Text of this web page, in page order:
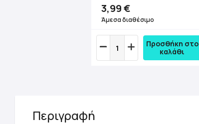
3,99 €
Άμεσα διαθέσιμο
Προσθήκη στο
καλάθι
Περιγραφή